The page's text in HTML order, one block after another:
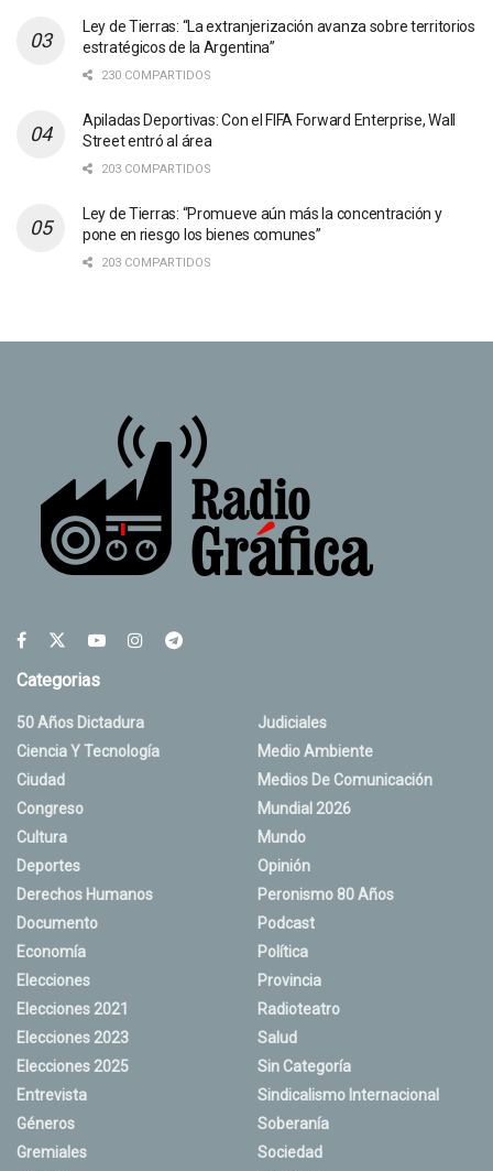
Ley de Tierras: “La extranjerización avanza sobre territorios
estratégicos de la Argentina”
230 COMPARTIDOS
Apiladas Deportivas: Con el FIFA Forward Enterprise, Wall
Street entró al área
203 COMPARTIDOS
Ley de Tierras: “Promueve aún más la concentración y
pone en riesgo los bienes comunes”
203 COMPARTIDOS
Categorias
50 Años Dictadura
Ciencia Y Tecnología
Ciudad
Congreso
Cultura
Deportes
Derechos Humanos
Documento
Economía
Elecciones
Elecciones 2021
Elecciones 2023
Elecciones 2025
Entrevista
Géneros
Gremiales
Judiciales
Medio Ambiente
Medios De Comunicación
Mundial 2026
Mundo
Opinión
Peronismo 80 Años
Podcast
Política
Provincia
Radioteatro
Salud
Sin Categoría
Sindicalismo Internacional
Soberanía
Sociedad